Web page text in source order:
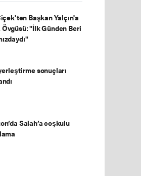
Başkan Yalçın'a
Övgüsü: "İlk Günden Beri
sonuçları
Salah’a coşkulu